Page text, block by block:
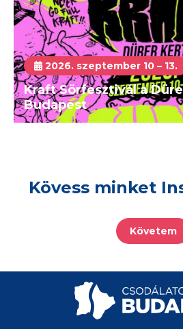
2026. szeptember 10 – 13.
Kraft Sörfesztivál a
Budapest
Kövess minket
Követem